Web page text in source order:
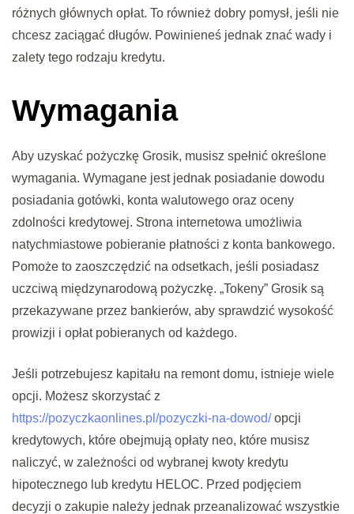
różnych głównych opłat. To również dobry pomysł, jeśli nie
chcesz zaciągać długów. Powinieneś jednak znać wady i
zalety tego rodzaju kredytu.
Wymagania
Aby uzyskać pożyczkę Grosik, musisz spełnić określone
wymagania. Wymagane jest jednak posiadanie dowodu
posiadania gotówki, konta walutowego oraz oceny
zdolności kredytowej. Strona internetowa umożliwia
natychmiastowe pobieranie płatności z konta bankowego.
Pomoże to zaoszczędzić na odsetkach, jeśli posiadasz
uczciwą międzynarodową pożyczkę. „Tokeny” Grosik są
przekazywane przez bankierów, aby sprawdzić wysokość
prowizji i opłat pobieranych od każdego.
Jeśli potrzebujesz kapitału na remont domu, istnieje wiele
opcji. Możesz skorzystać z
https://pozyczkaonlines.pl/pozyczki-na-dowod/opcji
kredytowych, które obejmują opłaty neo, które musisz
naliczyć, w zależności od wybranej kwoty kredytu
hipotecznego lub kredytu HELOC. Przed podjęciem
decyzji o zakupie należy jednak przeanalizować wszystkie